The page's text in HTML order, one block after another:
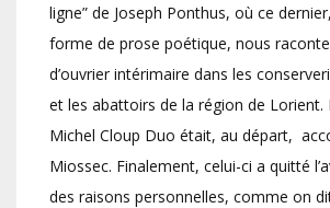
ligne” de Joseph Ponthus, où ce
forme de prose poétique, nous
d’ouvrier intérimaire dans les
et les abattoirs de la région de Lorient.
Michel Cloup Duo était, au départ,
Miossec. Finalement, celui-ci a quitté
des raisons personnelles, comme on